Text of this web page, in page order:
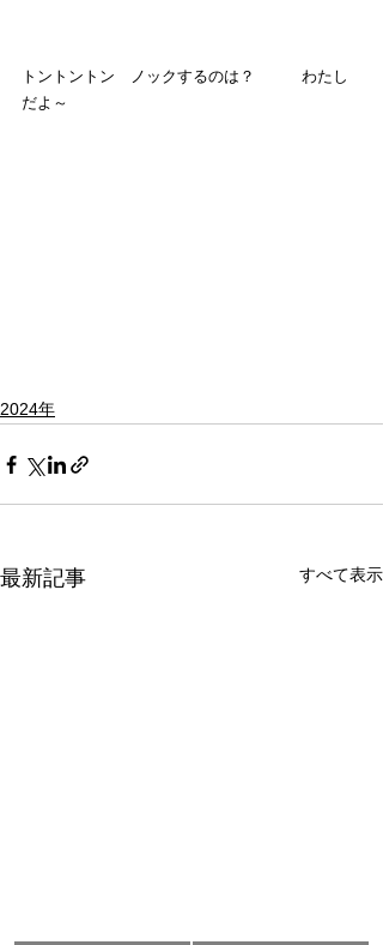
トントントン　ノックするのは？　　　わたし
だよ～
2024年
最新記事 すべて表示